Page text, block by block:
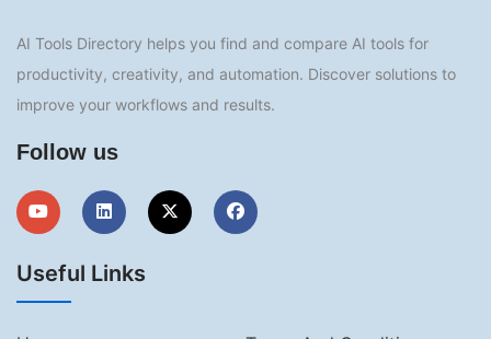
AI Tools Directory helps you find and compare AI tools for
productivity, creativity, and automation. Discover solutions to
improve your workflows and results.
Follow us
Useful Links